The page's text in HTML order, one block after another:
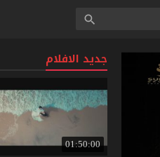
جديد الافلام
01:50:00